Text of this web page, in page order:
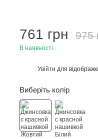
761 грн 975
В наявності
Увійти для
Виберіть колір